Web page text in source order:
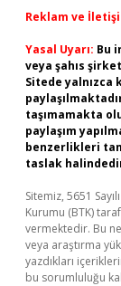
Reklam ve
Yasal Uyarı: Bu
veya şahıs
Sitede yalnızca
taşımamakta
paylaşım
benzerlikleri
taslak
Sitemiz, 5651
Kurumu (BTK)
vermektedir. Bu
veya araştırma
yazdıkları
bu sorumluluğu